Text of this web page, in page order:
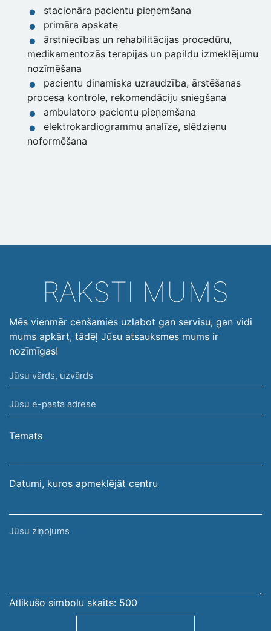
stacionāra pacientu pieņemšana
primāra apskate
ārstniecības un rehabilitācijas procedūru,
medikamentozās terapijas un papildu izmeklējumu
nozīmēšana
pacientu dinamiska uzraudzība, ārstēšanas
procesa kontrole, rekomendāciju sniegšana
ambulatoro pacientu pieņemšana
elektrokardiogrammu analīze, slēdzienu
noformēšana
RAKSTI MUMS
Mēs vienmēr cenšamies uzlabot gan servisu, gan vidi
mums apkārt, tādēļ Jūsu atsauksmes mums ir
nozīmīgas!
Jūsu
vārds,
uzvārds
Jūsu
e-
pasta
Temats
Datumi, kuros apmeklējāt centru
Jūsu
Atlikušo simbolu skaits: 500